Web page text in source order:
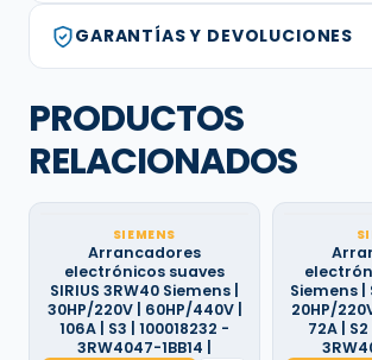
GARANTÍAS Y DEVOLUCIONES
PRODUCTOS
RELACIONADOS
SIEMENS
Arrancadores
electrónicos suaves
SIRIUS 3RW40 Siemens |
30HP/220V | 60HP/440V |
106A | S3 | 100018232 -
3RW4047-1BB14 |
Siemens |
20HP/
72A | S2